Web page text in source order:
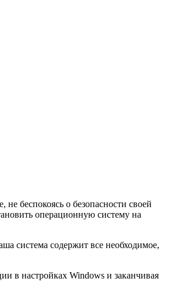
беспокоясь о безопасности своей
операционную систему на
система содержит все необходимое,
в настройках Windows и заканчивая